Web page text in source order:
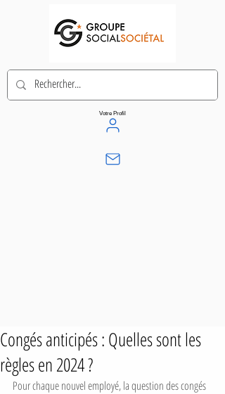
Votre Profil
Congés anticipés : Quelles sont les
règles en 2024 ?
Pour chaque nouvel employé, la question des congés